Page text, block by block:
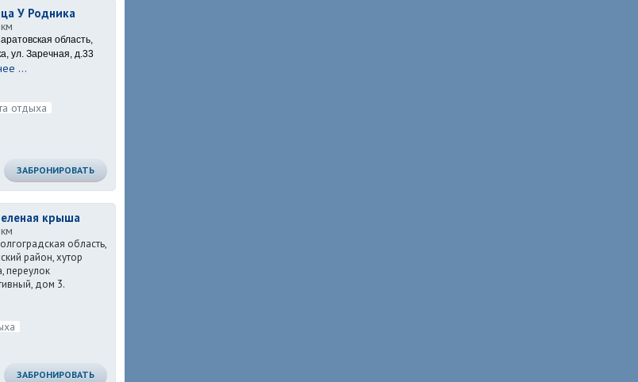
У Родника
область,
ул. Заречная, д.33
...
отдыха
ЗАБРОНИРОВАТЬ
крыша
область,
район, хутор
переулок
дом 3.
ЗАБРОНИРОВАТЬ